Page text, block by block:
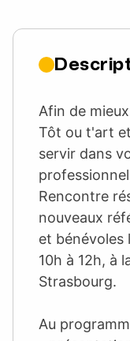
Afin de
Tôt ou t'art
servir dans
Rencontre
nouveaux
et bénévoles
10h à 12h, à
Strasbourg.
Au